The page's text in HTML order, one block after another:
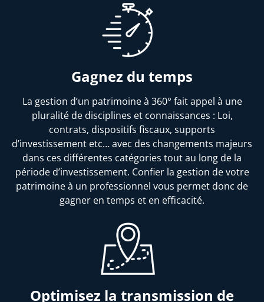
Gagnez du temps
La gestion d’un patrimoine à 360° fait appel à une
pluralité de disciplines et connaissances : Loi,
contrats, dispositifs fiscaux, supports
d’investissement etc… avec des changements majeurs
dans ces différentes catégories tout au long de la
période d’investissement. Confier la gestion de votre
patrimoine à un professionnel vous permet donc de
gagner en temps et en efficacité.
Optimisez la transmission de